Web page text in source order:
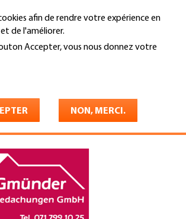
afin de rendre votre expérience en
de l'améliorer.
Accepter, vous nous donnez votre
NON, MERCI.
Recherche
GmbH